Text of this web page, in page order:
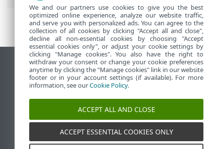
Vis computerwebsted
End of Life
ESET-vidensbase
ESET-forum
ESET Status Portal
Regional support
We and our partners use cookies to give you the best
optimized online experience, analyze our website traffic,
and serve you with personalized ads. You can agree to the
collection of all cookies by clicking "Accept all and close",
decline all non-essential cookies by choosing "Accept
essential cookies only", or adjust your cookie settings by
clicking "Manage cookies". You also have the right to
withdraw your consent or change your cookie preferences
anytime by clicking the "Manage cookies" link in our website
footer or in your account settings (if available). For more
information, see ourCookie Policy.
ACCEPT ALL AND CLOSE
ACCEPT ESSENTIAL COOKIES ONLY